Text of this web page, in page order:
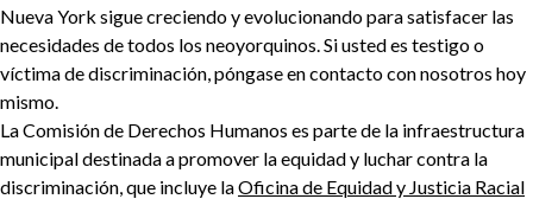
Nueva York sigue creciendo y evolucionando para satisfacer las
necesidades de todos los neoyorquinos. Si usted es testigo o
víctima de discriminación, póngase en contacto con nosotros hoy
mismo.
La Comisión de Derechos Humanos es parte de la infraestructura
municipal destinada a promover la equidad y luchar contra la
discriminación, que incluye laOficina de Equidad y Justicia Racial